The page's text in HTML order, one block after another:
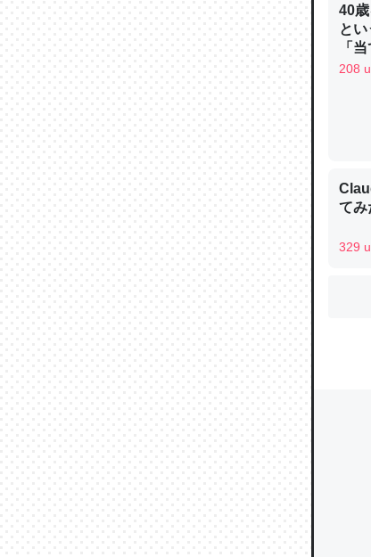
こ
─
中
─
─
40
と
「
208
てみ
329